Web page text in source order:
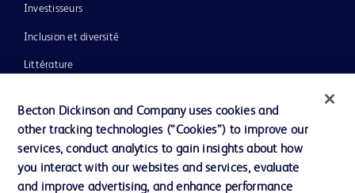
Investisseurs
Inclusion et diversité
Littérature
Notre entreprise
Éthique et conformité
Assistance
Becton Dickinson and Company uses cookies and
other tracking technologies (“Cookies”) to improve our
services, conduct analytics to gain insights about how
you interact with our websites and services, evaluate
and improve advertising, and enhance performance